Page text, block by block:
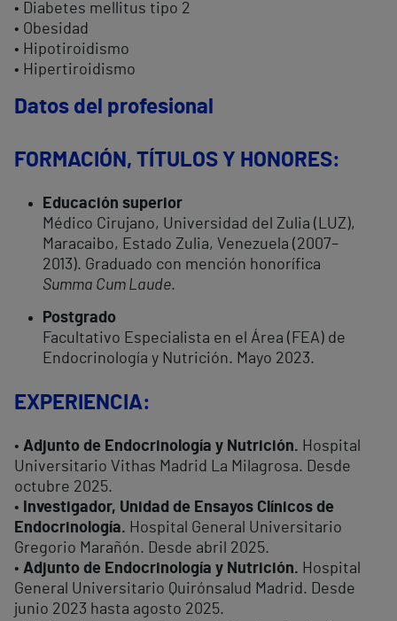
• Diabetes mellitus tipo 2
• Obesidad
• Hipotiroidismo
• Hipertiroidismo
Datos del profesional
FORMACIÓN, TÍTULOS Y HONORES:
Educación superior
Médico Cirujano, Universidad del Zulia (LUZ),
Maracaibo, Estado Zulia, Venezuela (2007–
2013). Graduado con mención honorífica
Summa Cum Laude.
Postgrado
Facultativo Especialista en el Área (FEA) de
Endocrinología y Nutrición. Mayo 2023.
EXPERIENCIA:
• Adjunto de Endocrinología y Nutrición. Hospital
Universitario Vithas Madrid La Milagrosa. Desde
octubre 2025.
•
Investigador, Unidad de Ensayos Clínicos de
Endocrinología. Hospital General Universitario
Gregorio Marañón. Desde abril 2025.
• Adjunto de Endocrinología y Nutrición. Hospital
General Universitario Quirónsalud Madrid. Desde
junio 2023 hasta agosto 2025.